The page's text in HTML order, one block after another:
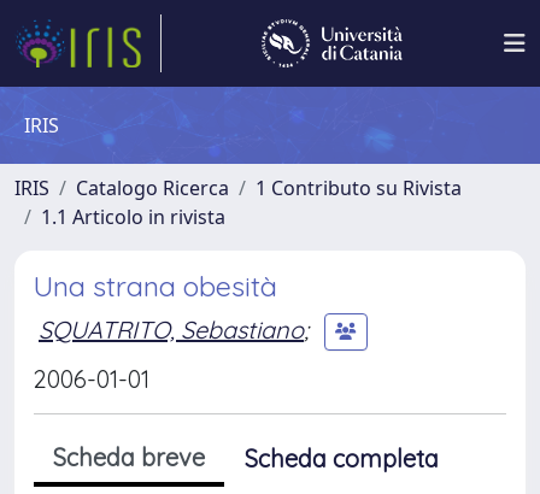
IRIS
IRIS Catalogo Ricerca
1 Contributo su Rivista
1.1 Articolo in rivista
Una strana obesità
SQUATRITO, Sebastiano;
2006-01-01
Scheda breve
Scheda completa